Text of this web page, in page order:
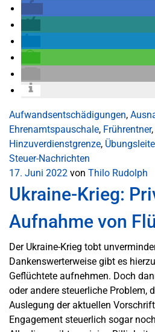
Aufwandsentschädigungen,
Ehrenamtspauschale, Frührentner,
Hinzuverdienstgrenze,
Steuer-Nachrichten
17. Juni 2022 von Thilo Rudolph
Ukraine-Krieg:
Aufnahme von
Der Ukraine-Krieg tobt
Dankenswerterweise gibt es
Geflüchtete aufnehmen. Doch
oder andere steuerliche Problem,
Auslegung der aktuellen
Engagement steuerlich sogar